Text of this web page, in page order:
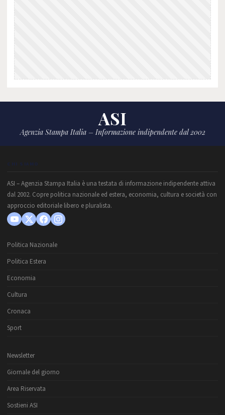
ASI
Agenzia Stampa Italia – Informazione indipendente dal 2002
CHI SIAMO
ASI – Agenzia Stampa Italia è una testata di informazione indipendente attiva
dal 2002. Copre politica nazionale ed estera, economia, cultura e società con
approccio editoriale libero e pluralista.
Politica Nazionale
Politica Estera
Economia
Cultura
Cronaca
Sport
Newsletter
Giornale del giorno
Area Riservata
Sostieni ASI